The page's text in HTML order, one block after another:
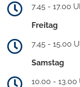
7.45 - 17.00
Freitag
7.45 - 15.00
Samstag
10.00 - 13.00